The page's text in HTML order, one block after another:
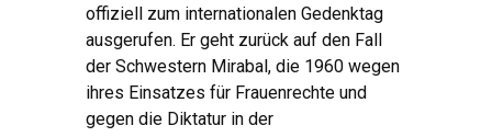
offiziell zum internationalen Gedenktag
ausgerufen. Er geht zurück auf den Fall
der Schwestern Mirabal, die 1960 wegen
ihres Einsatzes für Frauenrechte und
gegen die Diktatur in der